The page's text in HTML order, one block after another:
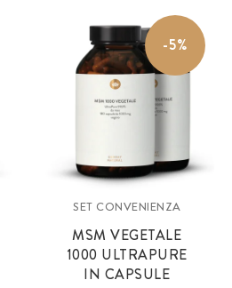
-5%
SET CONVENIENZA
MSM VEGETALE
1000 ULTRAPURE
IN CAPSULE